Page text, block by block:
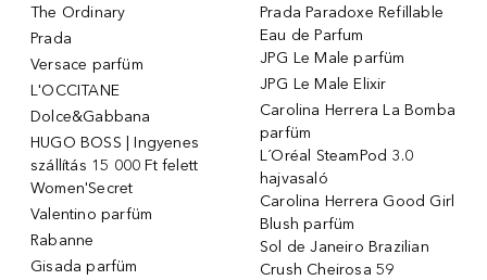
The Ordinary
Prada
Versace parfüm
L'OCCITANE
Dolce&Gabbana
HUGO BOSS | Ingyenes
szállítás 15 000 Ft felett
Women'Secret
Valentino parfüm
Rabanne
Gisada parfüm
Prada Paradoxe Refillable
Eau de Parfum
JPG Le Male parfüm
JPG Le Male Elixir
Carolina Herrera La Bomba
parfüm
L´Oréal SteamPod 3.0
hajvasaló
Carolina Herrera Good Girl
Blush parfüm
Sol de Janeiro Brazilian
Crush Cheirosa 59